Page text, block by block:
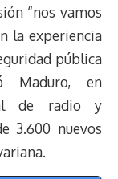
“nos vamos
la experiencia
pública
Maduro, en
de radio y
3.600 nuevos